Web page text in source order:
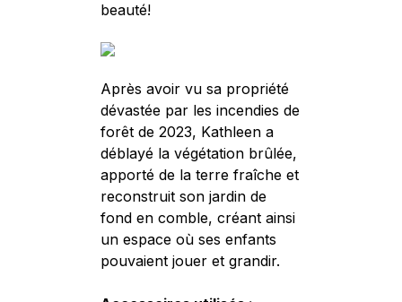
beauté!
Après avoir vu sa propriété
dévastée par les incendies de
forêt de 2023, Kathleen a
déblayé la végétation brûlée,
apporté de la terre fraîche et
reconstruit son jardin de
fond en comble, créant ainsi
un espace où ses enfants
pouvaient jouer et grandir.